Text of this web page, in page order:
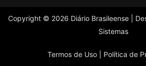
Copyright © 2026 Diário Brasileense |
Sistemas
Termos de Uso | Política de